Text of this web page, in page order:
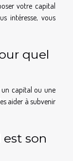
votre capital
intéresse, vous
quel
capital ou une
aider à subvenir
est son